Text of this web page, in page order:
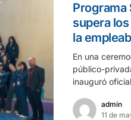
Programa
supera
la
En una
público-
inauguró
admin
11 de